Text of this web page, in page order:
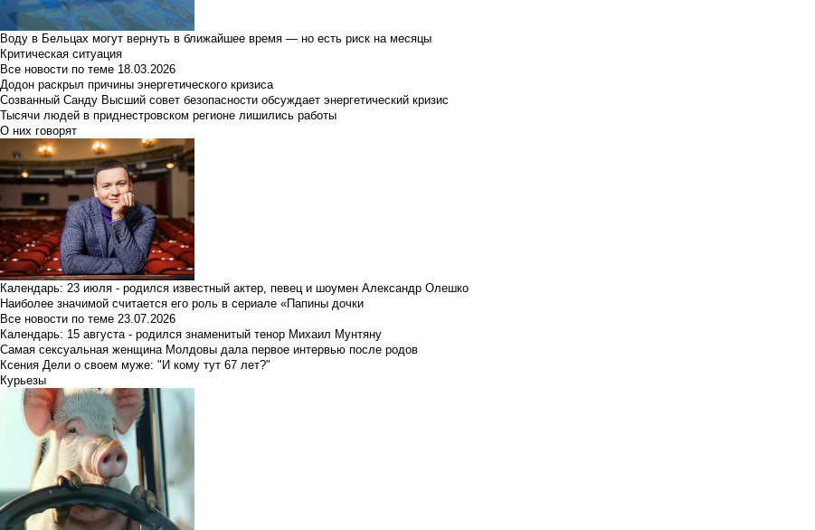
Воду в Бельцах могут вернуть в ближайшее время — но есть риск на месяцы
Критическая ситуация
Все новости по теме 18.03.2026
Додон раскрыл причины энергетического кризиса
Созванный Санду Высший совет безопасности обсуждает энергетический кризис
Тысячи людей в приднестровском регионе лишились работы
О них говорят
Календарь: 23 июля - родился известный актер, певец и шоумен Александр Олешко
Наиболее значимой считается его роль в сериале «Папины дочки
Все новости по теме 23.07.2026
Календарь: 15 августа - родился знаменитый тенор Михаил Мунтяну
Самая сексуальная женщина Молдовы дала первое интервью после родов
Ксения Дели о своем муже: "И кому тут 67 лет?"
Курьезы